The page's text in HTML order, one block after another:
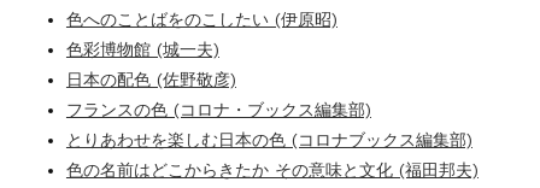
色へのことばをのこしたい (伊原昭)
色彩博物館 (城一夫)
日本の配色 (佐野敬彦)
フランスの色 (コロナ・ブックス編集部)
とりあわせを楽しむ日本の色 (コロナブックス編集部)
色の名前はどこからきたか その意味と文化 (福田邦夫)